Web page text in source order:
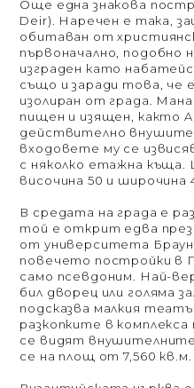
Още една знакова
Deir). Наречен е така,
обитаван от
първоначално, подобно
изграден като
също и заради това, че
изолиран от града.
пищен и изящен, както
действително
входовете му се
с няколко етажна къща.
височина 50 и широчина
В средата на града е
той е открит едва през
от университета
повечето постройки в
само псевдоним. Най-
бил дворец или голяма
подсказва малкия
разкопките в
се видят
се на площ от 7,560 кв.м.